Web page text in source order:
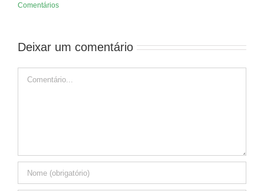
Comentários
Deixar um comentário
Comentário